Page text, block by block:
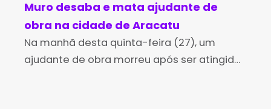
Muro desaba e mata ajudante de
obra na cidade de Aracatu
Na manhã desta quinta-feira (27), um
ajudante de obra morreu após ser atingido